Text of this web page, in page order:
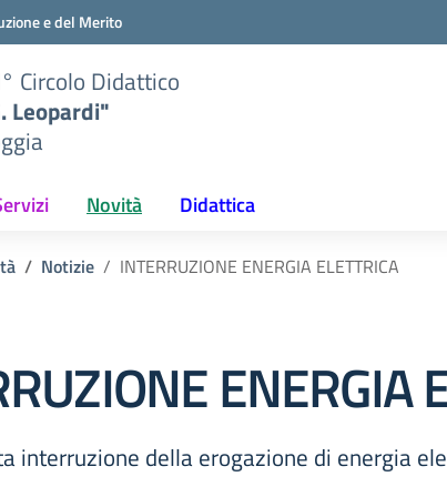
e del Merito
Circolo Didattico
Leopardi"
Novità Didattica
Notizie INTERRUZIONE ENERGIA ELETTRICA
ENERGIA
interruzione della erogazione di energia